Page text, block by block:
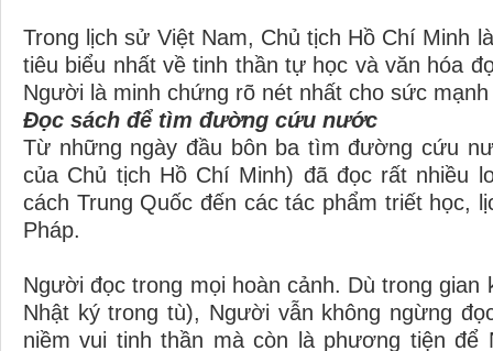
Trong lịch sử Việt Nam, Chủ tịch Hồ Chí Minh
tiêu biểu nhất về tinh thần tự học và văn hóa
Người là minh chứng rõ nét nhất cho sức
Đọc sách để tìm đường cứu nước
Từ những ngày đầu bôn ba tìm đường cứu
của Chủ tịch Hồ Chí Minh) đã đọc rất nhiều
cách Trung Quốc đến các tác phẩm triết học,
Pháp.
Người đọc trong mọi hoàn cảnh. Dù trong
Nhật ký trong tù), Người vẫn không ngừng
niềm vui tinh thần mà còn là phương tiện